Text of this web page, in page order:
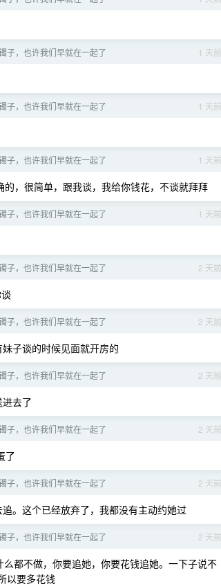
1 天前
子，也许我们早就在一起了
1 天前
子，也许我们早就在一起了
1 天前
子，也许我们早就在一起了
，很简单，跟我谈，我给你钱花，不谈就拜拜
1 天前
子，也许我们早就在一起了
2 天前
子，也许我们早就在一起了
2 天前
子，也许我们早就在一起了
子谈的时候见面就开房的
2 天前
子，也许我们早就在一起了
去了
2 天前
子，也许我们早就在一起了
了
2 天前
子，也许我们早就在一起了
。这个已经放弃了，我都没有主动约她过
2 天前
子，也许我们早就在一起了
都不做，你要追她，你要花钱追她。一下子说不
以要多花钱